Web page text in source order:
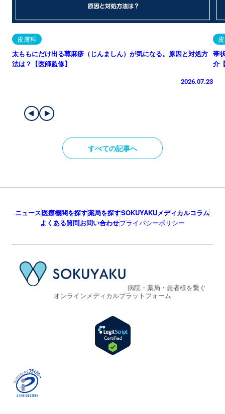
皮膚科
太ももにだけ出る蕁麻疹（じんましん）が気になる。原因と対処方
法は？【医師監修】
2026.07.23
帯
介
すべての記事へ
ニュース医療機関を探す薬局を探すSOKUYAKUメディカルコラム
よくある質問お問い合わせプライバシーポリシー
病院・薬局・患者様を繋ぐ
オンラインメディカルプラットフォーム